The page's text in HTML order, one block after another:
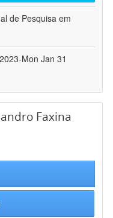
de Pesquisa em
Mon Jan 31
Faxina